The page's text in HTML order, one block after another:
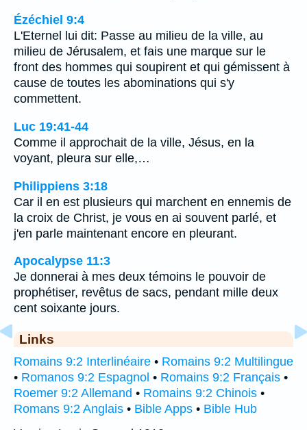
Ézéchiel 9:4
L'Eternel lui dit: Passe au milieu de la ville, au
milieu de Jérusalem, et fais une marque sur le
front des hommes qui soupirent et qui gémissent à
cause de toutes les abominations qui s'y
commettent.
Luc 19:41-44
Comme il approchait de la ville, Jésus, en la
voyant, pleura sur elle,…
Philippiens 3:18
Car il en est plusieurs qui marchent en ennemis de
la croix de Christ, je vous en ai souvent parlé, et
j'en parle maintenant encore en pleurant.
Apocalypse 11:3
Je donnerai à mes deux témoins le pouvoir de
prophétiser, revêtus de sacs, pendant mille deux
cent soixante jours.
Links
Romains 9:2 Interlinéaire • Romains 9:2 Multilingue
• Romanos 9:2 Espagnol • Romains 9:2 Français •
Roemer 9:2 Allemand • Romains 9:2 Chinois •
Romans 9:2 Anglais • Bible Apps • Bible Hub